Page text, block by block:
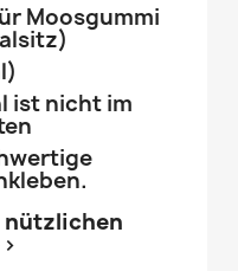
Moosgummi
ist nicht im
nützlichen